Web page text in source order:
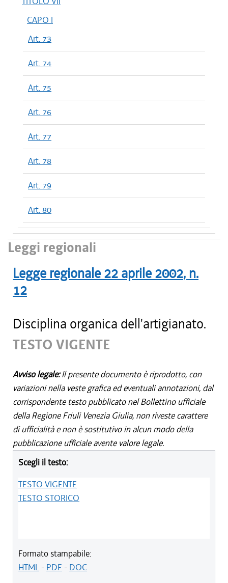
CAPO I
Art. 73
Art. 74
Art. 75
Art. 76
Art. 77
Art. 78
Art. 79
Art. 80
Leggi regionali
Legge regionale 22 aprile 2002, n.
12
Disciplina organica dell'artigianato.
TESTO VIGENTE
Avviso legale:Il presente documento è riprodotto, con
variazioni nella veste grafica ed eventuali annotazioni, dal
corrispondente testo pubblicato nel Bollettino ufficiale
della Regione Friuli Venezia Giulia, non riveste carattere
di ufficialità e non è sostitutivo in alcun modo della
pubblicazione ufficiale avente valore legale.
Scegli il testo:
TESTO VIGENTE
TESTO STORICO
Formato stampabile:
HTML- PDF - DOC